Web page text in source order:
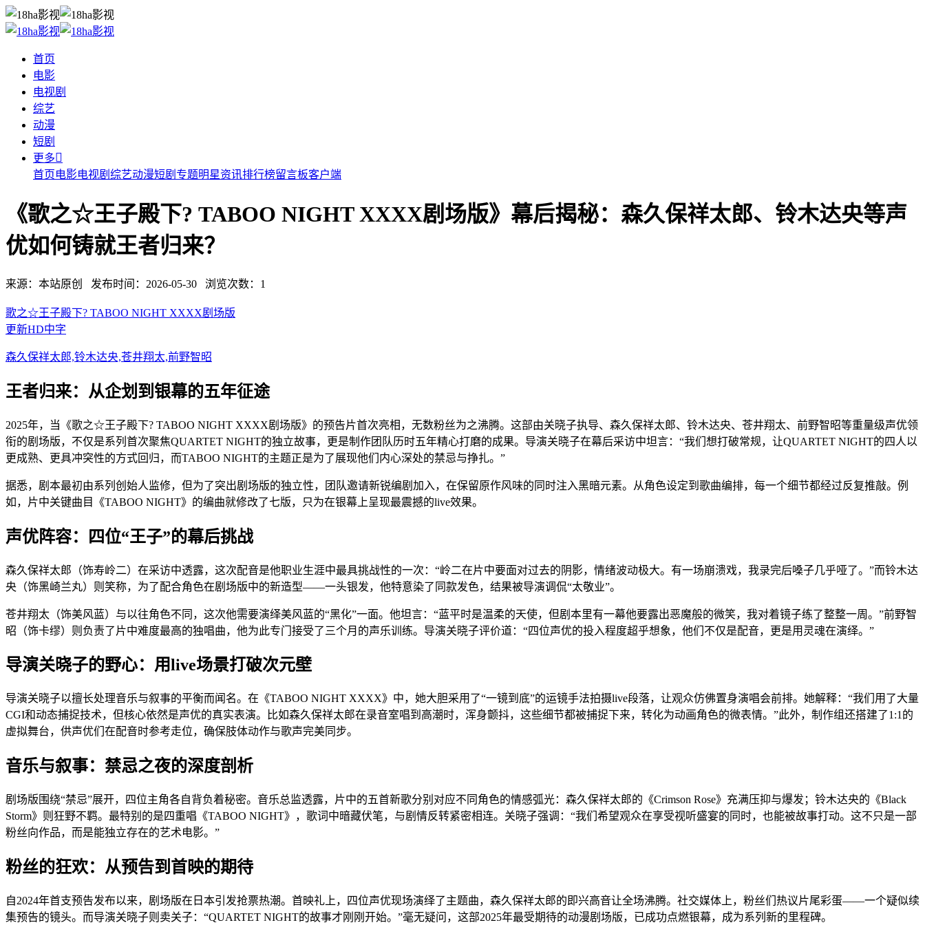
首页
电影
电视剧
综艺
动漫
短剧
更多
首页电影电视剧 综艺动漫短剧 专题明星资讯排行榜留言板客户端
《歌之☆王子殿下? TABOO NIGHT XXXX剧场版》幕后揭秘：森久保祥太郎、铃木达央等声
优如何铸就王者归来？
来源：本站原创 发布时间：2026-05-30 浏览次数：1
歌之☆王子殿下? TABOO NIGHT XXXX剧场版
更新HD中字
森久保祥太郎,铃木达央,苍井翔太,前野智昭
王者归来：从企划到银幕的五年征途
2025年，当《歌之☆王子殿下? TABOO NIGHT XXXX剧场版》的预告片首次亮相，无数粉丝为之沸腾。这部由关晓子执导、森久保祥太郎、铃木达央、苍井翔太、前野智昭等重量级声优领
衔的剧场版，不仅是系列首次聚焦QUARTET NIGHT的独立故事，更是制作团队历时五年精心打磨的成果。导演关晓子在幕后采访中坦言：“我们想打破常规，让QUARTET NIGHT的四人以
更成熟、更具冲突性的方式回归，而TABOO NIGHT的主题正是为了展现他们内心深处的禁忌与挣扎。”
据悉，剧本最初由系列创始人监修，但为了突出剧场版的独立性，团队邀请新锐编剧加入，在保留原作风味的同时注入黑暗元素。从角色设定到歌曲编排，每一个细节都经过反复推敲。例
如，片中关键曲目《TABOO NIGHT》的编曲就修改了七版，只为在银幕上呈现最震撼的live效果。
声优阵容：四位“王子”的幕后挑战
森久保祥太郎（饰寿岭二）在采访中透露，这次配音是他职业生涯中最具挑战性的一次：“岭二在片中要面对过去的阴影，情绪波动极大。有一场崩溃戏，我录完后嗓子几乎哑了。”而铃木达
央（饰黑崎兰丸）则笑称，为了配合角色在剧场版中的新造型——一头银发，他特意染了同款发色，结果被导演调侃“太敬业”。
苍井翔太（饰美风蓝）与以往角色不同，这次他需要演绎美风蓝的“黑化”一面。他坦言：“蓝平时是温柔的天使，但剧本里有一幕他要露出恶魔般的微笑，我对着镜子练了整整一周。”前野智
昭（饰卡缪）则负责了片中难度最高的独唱曲，他为此专门接受了三个月的声乐训练。导演关晓子评价道：“四位声优的投入程度超乎想象，他们不仅是配音，更是用灵魂在演绎。”
导演关晓子的野心：用live场景打破次元壁
导演关晓子以擅长处理音乐与叙事的平衡而闻名。在《TABOO NIGHT XXXX》中，她大胆采用了“一镜到底”的运镜手法拍摄live段落，让观众仿佛置身演唱会前排。她解释：“我们用了大量
CGI和动态捕捉技术，但核心依然是声优的真实表演。比如森久保祥太郎在录音室唱到高潮时，浑身颤抖，这些细节都被捕捉下来，转化为动画角色的微表情。”此外，制作组还搭建了1:1的
虚拟舞台，供声优们在配音时参考走位，确保肢体动作与歌声完美同步。
音乐与叙事：禁忌之夜的深度剖析
剧场版围绕“禁忌”展开，四位主角各自背负着秘密。音乐总监透露，片中的五首新歌分别对应不同角色的情感弧光：森久保祥太郎的《Crimson Rose》充满压抑与爆发；铃木达央的《Black
Storm》则狂野不羁。最特别的是四重唱《TABOO NIGHT》，歌词中暗藏伏笔，与剧情反转紧密相连。关晓子强调：“我们希望观众在享受视听盛宴的同时，也能被故事打动。这不只是一部
粉丝向作品，而是能独立存在的艺术电影。”
粉丝的狂欢：从预告到首映的期待
自2024年首支预告发布以来，剧场版在日本引发抢票热潮。首映礼上，四位声优现场演绎了主题曲，森久保祥太郎的即兴高音让全场沸腾。社交媒体上，粉丝们热议片尾彩蛋——一个疑似续
集预告的镜头。而导演关晓子则卖关子：“QUARTET NIGHT的故事才刚刚开始。”毫无疑问，这部2025年最受期待的动漫剧场版，已成功点燃银幕，成为系列新的里程碑。